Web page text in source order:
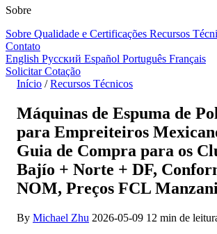
Sobre
Sobre Qualidade e Certificações Recursos
Contato
English Русский Español Português Français
Solicitar Cotação
Início / Recursos Técnicos
Máquinas de Espuma de
para Empreiteiros
Guia de Compra para os
Bajío + Norte + DF,
NOM, Preços FCL
By Michael Zhu 2026-05-09 12 min de